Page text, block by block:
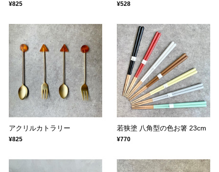
¥825 ¥528
アクリルカトラリー
¥825
若狭塗 八角型の色お箸 23cm
¥770